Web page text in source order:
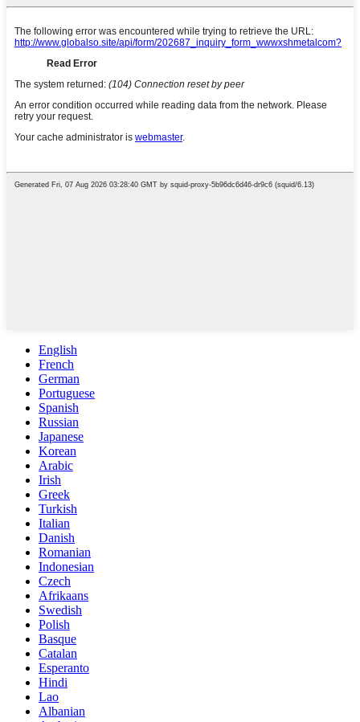
English
French
German
Portuguese
Spanish
Russian
Japanese
Korean
Arabic
Irish
Greek
Turkish
Italian
Danish
Romanian
Indonesian
Czech
Afrikaans
Swedish
Polish
Basque
Catalan
Esperanto
Hindi
Lao
Albanian